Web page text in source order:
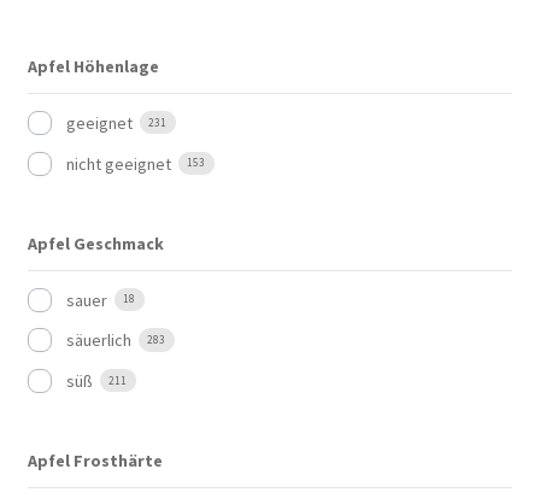
Apfel Höhenlage
geeignet 231
nicht geeignet 153
Apfel Geschmack
sauer 18
säuerlich 283
süß 211
Apfel Frosthärte